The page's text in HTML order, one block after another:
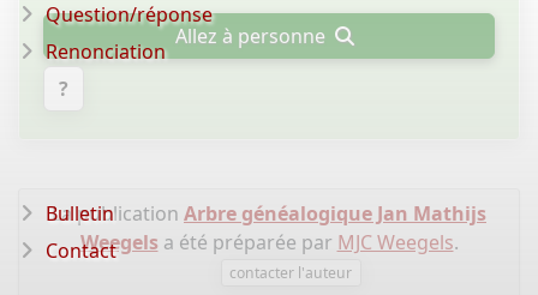
Allez à personne
?
La publication Arbre généalogique Jan Mathijs
Weegels a été préparée par MJC Weegels.
contacter l'auteur
Question/réponse
Renonciation
Bulletin
Contact